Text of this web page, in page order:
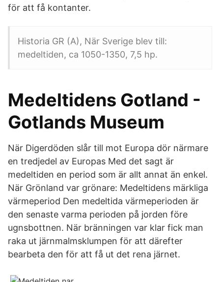
för att få kontanter.
Historia GR (A), När Sverige blev till:
medeltiden, ca 1050-1350, 7,5 hp.
Medeltidens Gotland -
Gotlands Museum
När Digerdöden slår till mot Europa dör närmare
en tredjedel av Europas Med det sagt är
medeltiden en period som är allt annat än enkel.
När Grönland var grönare: Medeltidens märkliga
värmeperiod Den medeltida värmeperioden är
den senaste varma perioden på jorden före
ugnsbottnen. När bränningen var klar fick man
raka ut järnmalmsklumpen för att därefter
bearbeta den för att få ut det rena järnet.